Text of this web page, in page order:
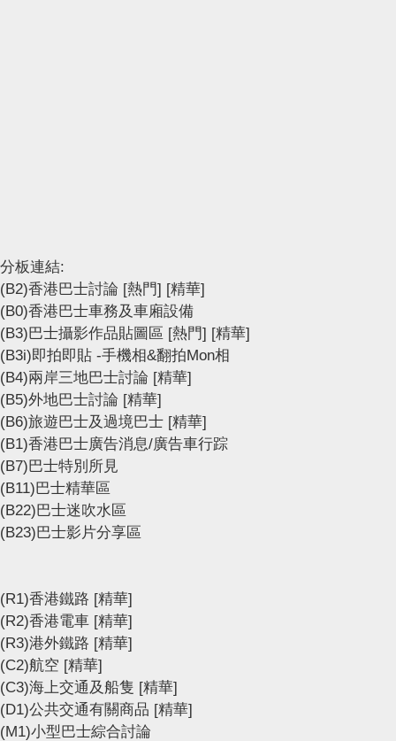
分板連結:
(B2)香港巴士討論 [熱門] [精華]
(B0)香港巴士車務及車廂設備
(B3)巴士攝影作品貼圖區 [熱門] [精華]
(B3i)即拍即貼 -手機相&翻拍Mon相
(B4)兩岸三地巴士討論 [精華]
(B5)外地巴士討論 [精華]
(B6)旅遊巴士及過境巴士 [精華]
(B1)香港巴士廣告消息/廣告車行踪
(B7)巴士特別所見
(B11)巴士精華區
(B22)巴士迷吹水區
(B23)巴士影片分享區
(R1)香港鐵路 [精華]
(R2)香港電車 [精華]
(R3)港外鐵路 [精華]
(C2)航空 [精華]
(C3)海上交通及船隻 [精華]
(D1)公共交通有關商品 [精華]
(M1)小型巴士綜合討論